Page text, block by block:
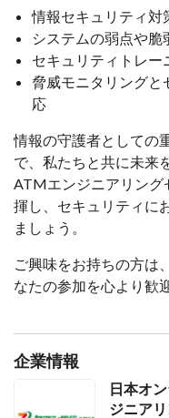
情報セキュリティ対
システムの弱点や脆
セキュリティトレー
脅威モニタリング
応
情報の守護者としての
で、私たちと共に未来
ATMエンジニアリング
揮し、セキュリティに
ましょう。
ご興味をお持ちの方は
なたの参加を心より歓
企業情報
日本オ
ジニア